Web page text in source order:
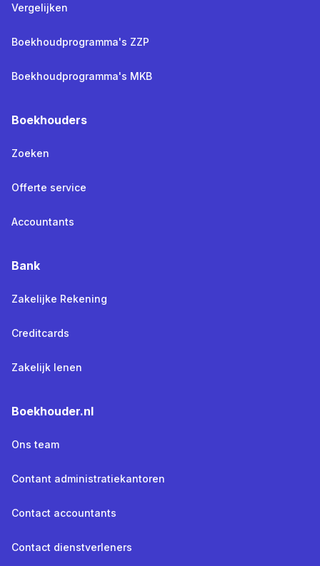
Vergelijken
Boekhoudprogramma's ZZP
Boekhoudprogramma's MKB
Boekhouders
Zoeken
Offerte service
Accountants
Bank
Zakelijke Rekening
Creditcards
Zakelijk lenen
Boekhouder.nl
Ons team
Contant administratiekantoren
Contact accountants
Contact dienstverleners